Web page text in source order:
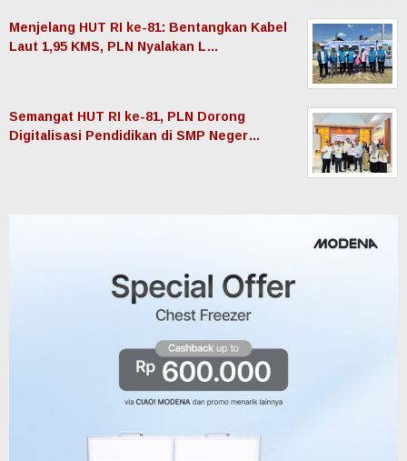
Menjelang HUT RI ke-81: Bentangkan Kabel
Laut 1,95 KMS, PLN Nyalakan L…
Semangat HUT RI ke-81, PLN Dorong
Digitalisasi Pendidikan di SMP Neger…